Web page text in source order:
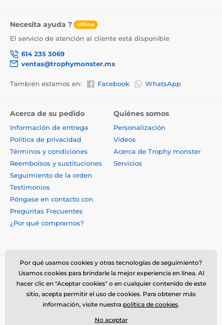
Necesita ayuda ? offline
El servicio de atención al cliente está disponible
614 235 3069
ventas@trophymonster.mx
También estamos en: Facebook WhatsApp
Acerca de su pedido
Información de entrega
Política de privacidad
Términos y condiciones
Reembolsos y sustituciones
Seguimiento de la orden
Testimonios
Póngase en contacto con
Preguntas Frecuentes
¿Por qué comprarnos?
Quiénes somos
Personalización
Vídeos
Acerca de Trophy monster
Servicios
Por qué usamos cookies y otras tecnologías de seguimiento?
Usamos cookies para brindarle la mejor experiencia en línea. Al
hacer clic en "Aceptar cookies" o en cualquier contenido de este
sitio, acepta permitir el uso de cookies. Para obtener más
información, visite nuestra política de cookies.
No aceptar